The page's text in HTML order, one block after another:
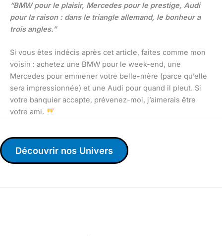
“BMW pour le plaisir, Mercedes pour le prestige, Audi
pour la raison : dans le triangle allemand, le bonheur a
trois angles.”
Si vous êtes indécis après cet article, faites comme mon
voisin : achetez une BMW pour le week-end, une
Mercedes pour emmener votre belle-mère (parce qu’elle
sera impressionnée) et une Audi pour quand il pleut. Si
votre banquier accepte, prévenez-moi, j’aimerais être
votre ami.
Découvrir nos Univers